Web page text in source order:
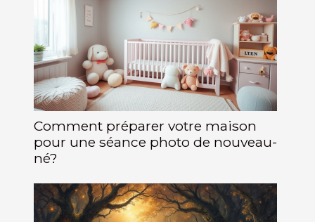
Comment préparer votre maison
pour une séance photo de nouveau-
né?